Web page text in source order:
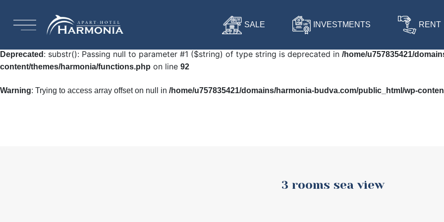
Warning: Undefined array key "HTTP_ACCEPT_LANGUAGE" in/home/u757835421/domains/harmonia-budva.com/
Deprecated: substr(): Passing null to parameter #1 ($string) of type string is deprecated in /home/u757835421/
content/themes/harmonia/functions.php on line 92
SALE INVESTMENTS RENT
Warning: Trying to access array offset on null in /home/u757835421/domains/harmonia-budva.com/public_html/wp-
3 rooms sea view